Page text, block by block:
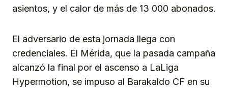
asientos, y el calor de más de 13 000 abonados.
El adversario de esta jornada llega con
credenciales. El Mérida, que la pasada campaña
alcanzó la final por el ascenso a LaLiga
Hypermotion, se impuso al Barakaldo CF en su